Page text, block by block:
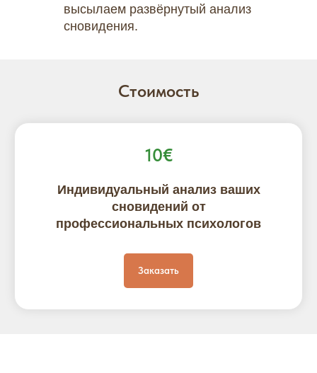
высылаем развёрнутый анализ
сновидения.
Стоимость
10€
Индивидуальный анализ ваших
сновидений от
профессиональных психологов
Заказать